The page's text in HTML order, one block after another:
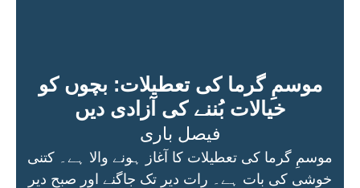
موسمِ گرما کی تعطیلات: بچوں کو
خیالات بُننے کی آزادی دیں
فیصل باری
موسمِ گرما کی تعطیلات کا آغاز ہونے والا ہے۔ کتنی
خوشی کی بات ہے۔ رات دیر تک جاگنے اور صبح دیر